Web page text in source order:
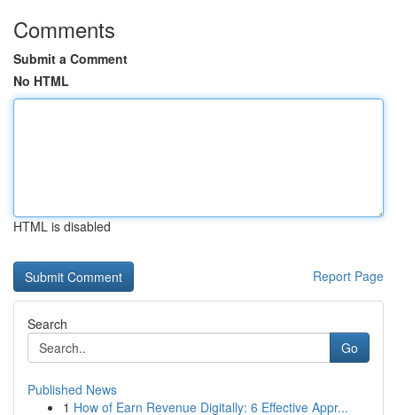
Comments
Submit a Comment
No HTML
HTML is disabled
Report Page
Search
Go
Published News
1 How of Earn Revenue Digitally: 6 Effective Appr...